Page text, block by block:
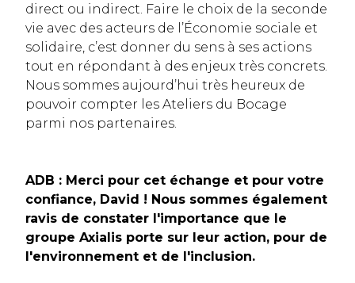
direct ou indirect. Faire le choix de la seconde
vie avec des acteurs de l’Économie sociale et
solidaire, c’est donner du sens à ses actions
tout en répondant à des enjeux très concrets.
Nous sommes aujourd’hui très heureux de
pouvoir compter les Ateliers du Bocage
parmi nos partenaires.
ADB : Merci pour cet échange et pour votre
confiance, David ! Nous sommes également
ravis de constater l'importance que le
groupe Axialis porte sur leur action, pour de
l'environnement et de l'inclusion.